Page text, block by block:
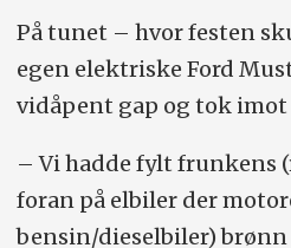
På tunet – hvor festen
egen elektriske Ford
vidåpent gap og tok imot
– Vi hadde fylt frunkens
foran på elbiler der
bensin/dieselbiler)